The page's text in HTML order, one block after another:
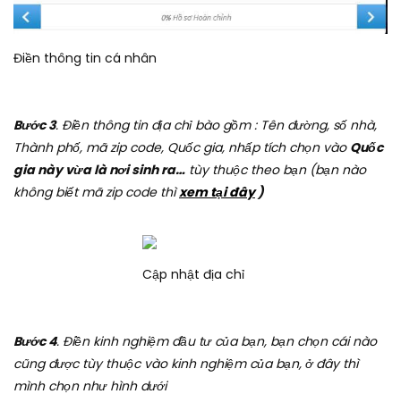
Điền thông tin cá nhân
Bước 3. Điền thông tin địa chỉ bào gồm : Tên đường, số nhà,
Thành phố, mã zip code, Quốc gia, nhấp tích chọn vào Quốc
gia này vừa là nơi sinh ra… tùy thuộc theo bạn (bạn nào
không biết mã zip code thìxem tại đây)
Cập nhật địa chỉ
Bước 4. Điền kinh nghiệm đầu tư của bạn, bạn chọn cái nào
cũng được tùy thuộc vào kinh nghiệm của bạn, ở đây thì
mình chọn như hình dưới